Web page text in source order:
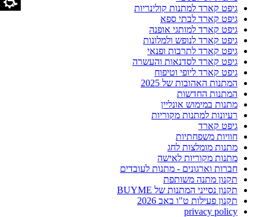
גיפט קארד למתנות קולינריות
גיפט קארד לבתי ספא
גיפט קארד למותגי אופנה
גיפט קארד לנופש ולמלונות
גיפט קארד לתרבות ופנאי
גיפט קארד לסדנאות והעשרה
גיפט קארד ליופי וטיפוח
המתנות האהובות של 2025
המתנות החדשות
מתנות במימוש אונליין
רעיונות למתנות מקוריות
גיפט קארד
חוויות משפחתיות
מתנות מומלצות לחג
מתנות מקוריות לאישה
חברות וארגונים - מתנות לעובדים
תקנון מתנה משותפת
תקנון נסייני המתנות של BUYME
תקנון פעילות ט"ו באב 2026
privacy policy